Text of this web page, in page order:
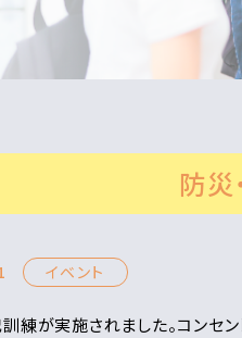
防災
イベント
練が実施されました。コン